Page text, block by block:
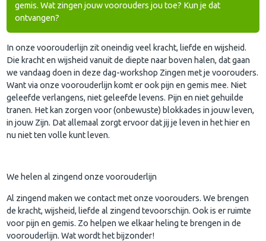
gemis. Wat zingen jouw voorouders jou toe? Kun je dat
ontvangen?
In onze voorouderlijn zit oneindig veel kracht, liefde en wijsheid.
Die kracht en wijsheid vanuit de diepte naar boven halen, dat gaan
we vandaag doen in deze dag-workshop Zingen met je voorouders.
Want via onze voorouderlijn komt er ook pijn en gemis mee. Niet
geleefde verlangens, niet geleefde levens. Pijn en niet gehuilde
tranen. Het kan zorgen voor (onbewuste) blokkades in jouw leven,
in jouw Zijn. Dat allemaal zorgt ervoor dat jij je leven in het hier en
nu niet ten volle kunt leven.
We helen al zingend onze voorouderlijn
Al zingend maken we contact met onze voorouders. We brengen
de kracht, wijsheid, liefde al zingend tevoorschijn. Ook is er ruimte
voor pijn en gemis. Zo helpen we elkaar heling te brengen in de
voorouderlijn. Wat wordt het bijzonder!